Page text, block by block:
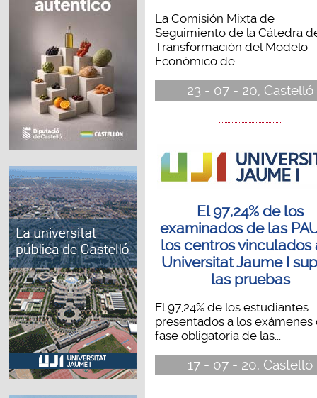
La Comisión Mixta de
Seguimiento de la Cátedra
Transformación del Modelo
Económico de...
23 - 07 - 20, Castelló
El 97,24% de los
examinados de las
los centros vinculados
Universitat Jaume I
las pruebas
El 97,24% de los estudiantes
presentados a los exámenes
fase obligatoria de las...
17 - 07 - 20, Castelló